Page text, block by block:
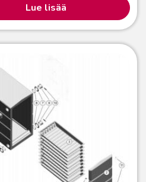
Lue lisää